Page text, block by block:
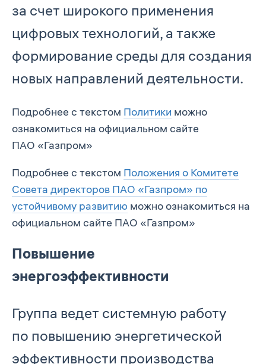
за счет широкого применения
цифровых технологий, а также
формирование среды для создания
новых направлений деятельности.
Подробнее с текстом Политики можно
ознакомиться на официальном сайте
ПАО «Газпром»
Подробнее с текстом Положения о Комитете
Совета директоров ПАО «Газпром» по
устойчивому развитию можно ознакомиться на
официальном сайте ПАО «Газпром»
Повышение
энергоэффективности
Группа ведет системную работу
по повышению энергетической
эффективности производства